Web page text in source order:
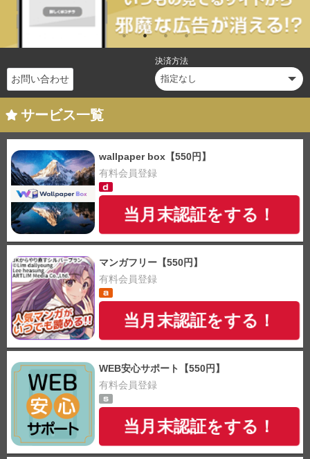
お問い合わせ
決済方法
サービス一覧
wallpaper box【550円】
有料会員登録
当月末認証をする！
マンガフリー【550円】
有料会員登録
当月末認証をする！
WEB安心サポート【550円】
有料会員登録
当月末認証をする！